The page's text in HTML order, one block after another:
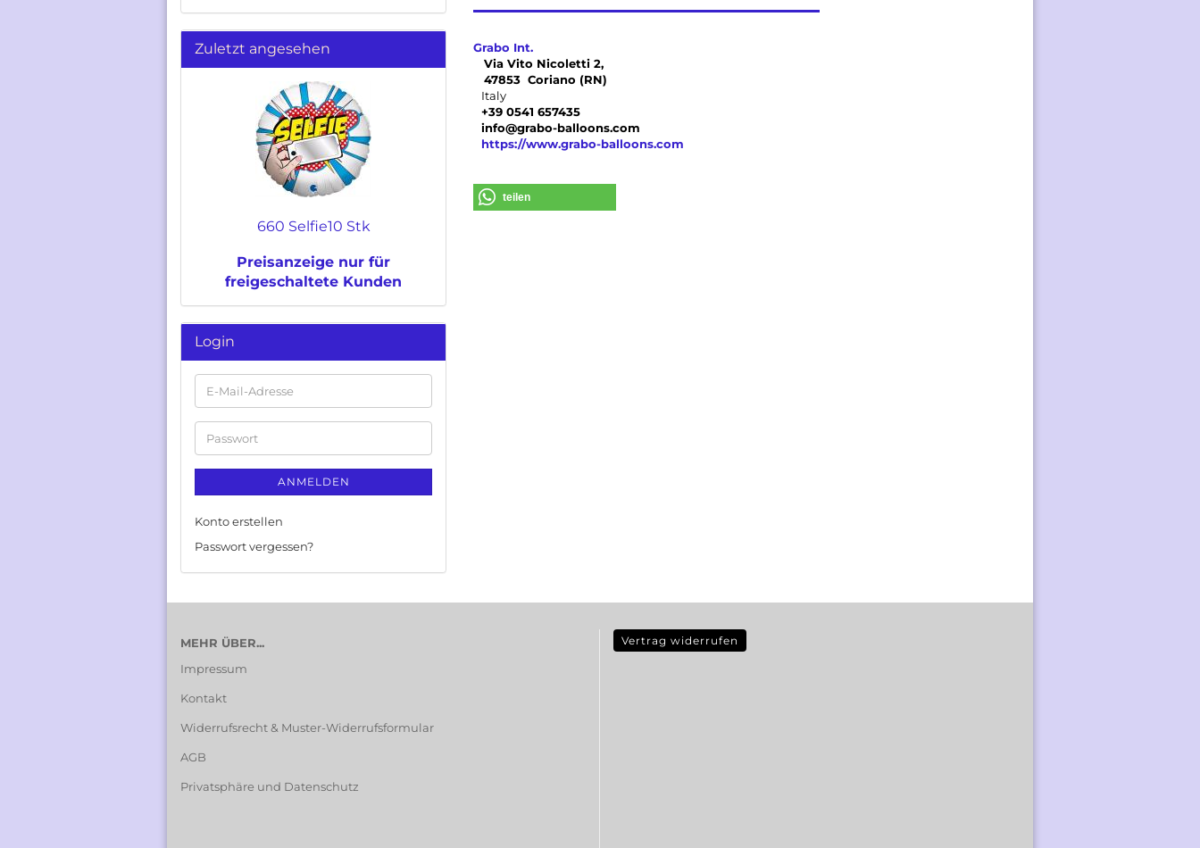
Grabo Int.
Via Vito Nicoletti 2,
47853 Coriano (RN)
Italy
+39 0541 657435
info@grabo-balloons.com
https://www.grabo-balloons.com
teilen
Zuletzt angesehen
660 Selfie10 Stk
Preisanzeige nur für
freigeschaltete Kunden
Login
E-
Mail-
Adresse
Passwort
ANMELDEN
Konto erstellen
Passwort vergessen?
MEHR ÜBER...
Impressum
Kontakt
Widerrufsrecht & Muster-Widerrufsformular
AGB
Privatsphäre und Datenschutz
Vertrag widerrufen